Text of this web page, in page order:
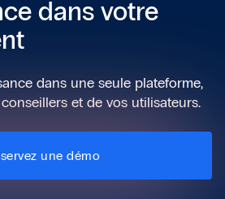
dans votre
dans une seule plateforme,
et de vos utilisateurs.
une démo